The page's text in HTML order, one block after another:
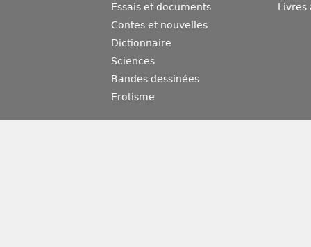
Essais et documents
Contes et nouvelles
Dictionnaire
Sciences
Bandes dessinées
Erotisme
Livres